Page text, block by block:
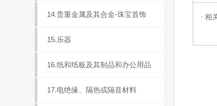
14.贵重金属及其合金-珠宝首饰
15.乐器
16.纸和纸板及其制品和办公用品
17.电绝缘、隔热或隔音材料
· 相